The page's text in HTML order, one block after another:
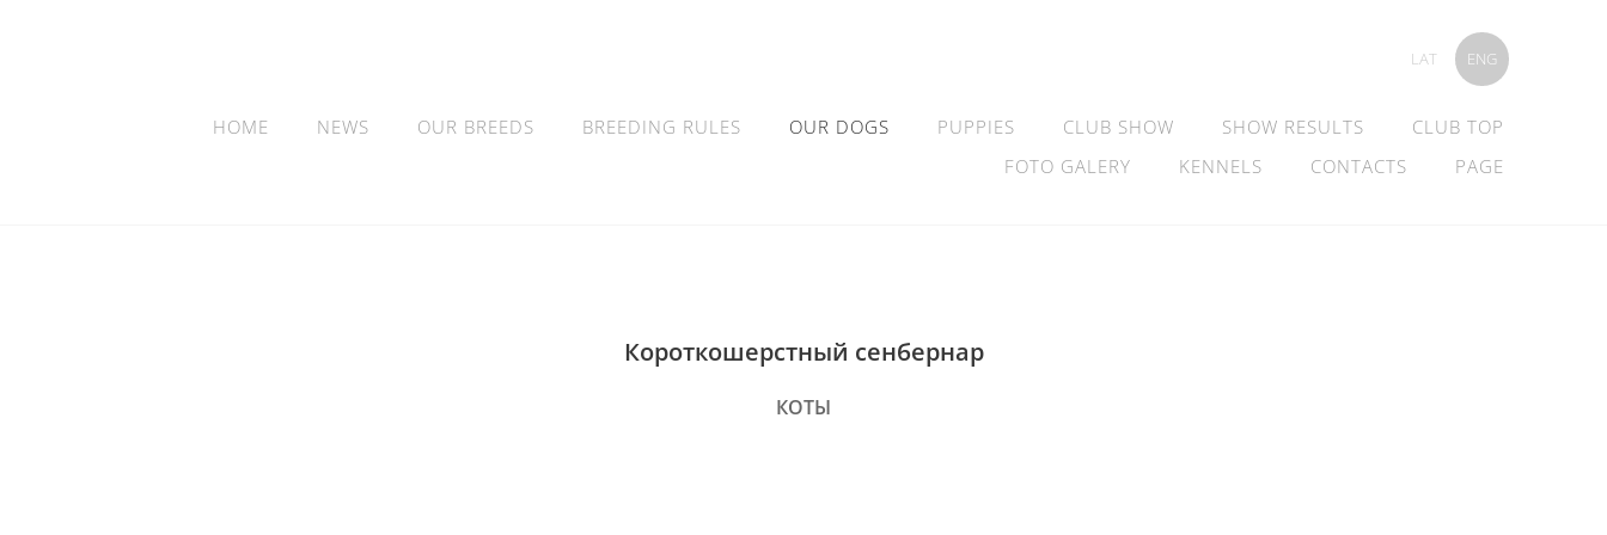
HOME NEWS OUR BREEDS BREEDING RULES OUR DOGS PUPPIES CLUB SHOW SHOW RESULTS
CLUB TOP
FOTO GALERY
KENNELS CONTACTS PAGE
LAT ENG
Короткошерстный сенбернар
КОТЫ